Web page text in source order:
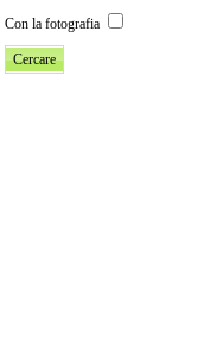
Con la fotografia